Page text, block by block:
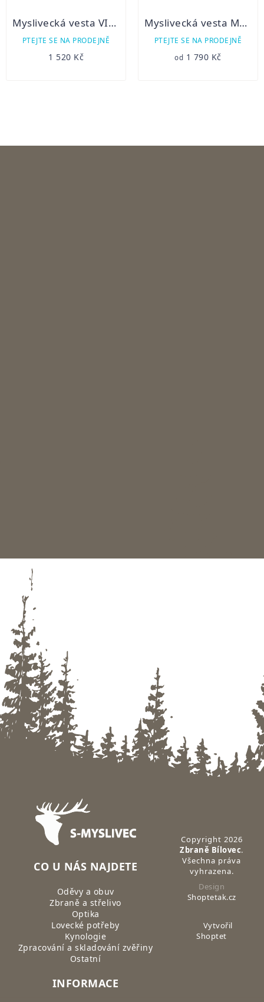
Myslivecká vesta VILIAM
PTEJTE SE NA PRODEJNĚ
1 520 Kč
Myslivecká vesta MURÁŇ - NOVINKA 2021
PTEJTE SE NA PRODEJNĚ
od 1 790 Kč
Zápatí
CO U NÁS NAJDETE
Oděvy a obuv
Zbraně a střelivo
Optika
Lovecké potřeby
Kynologie
Zpracování a skladování zvěřiny
Ostatní
INFORMACE
Copyright 2026
Zbraně Bílovec.
Všechna práva
vyhrazena.
Design
Shoptetak.cz
Vytvořil
Shoptet